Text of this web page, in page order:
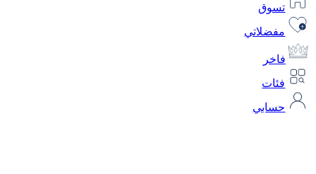
تسوق
مفضلاتي
فاخر
فئات
حسابي